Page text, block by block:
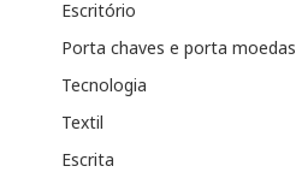
Escritório
Porta chaves e porta moedas
Tecnologia
Textil
Escrita